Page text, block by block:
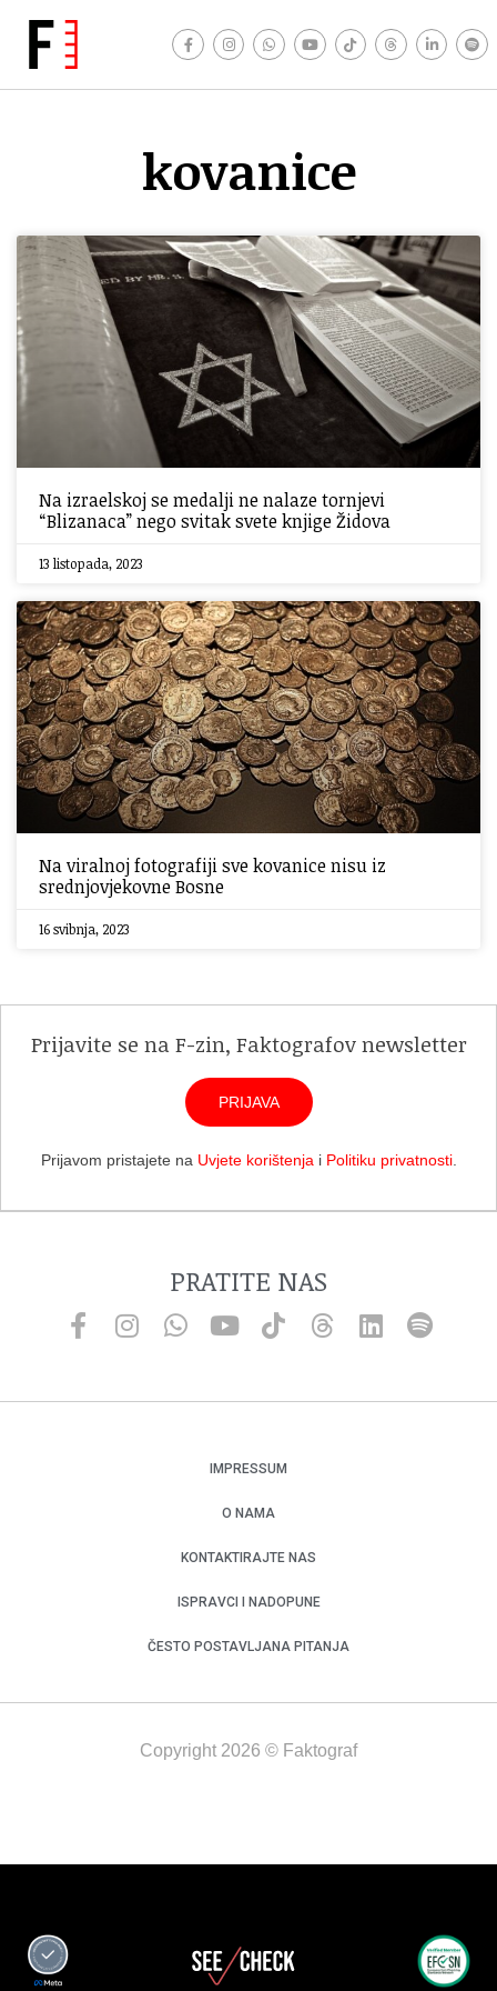
kovanice
Na izraelskoj se medalji ne nalaze tornjevi
“Blizanaca” nego svitak svete knjige Židova
13 listopada, 2023
Na viralnoj fotografiji sve kovanice nisu iz
srednjovjekovne Bosne
16 svibnja, 2023
Prijavite se na F-zin, Faktografov newsletter
PRIJAVA
Prijavom pristajete na Uvjete korištenja i Politiku privatnosti.
PRATITE NAS
IMPRESSUM
O NAMA
KONTAKTIRAJTE NAS
ISPRAVCI I NADOPUNE
ČESTO POSTAVLJANA PITANJA
Copyright 2026 © Faktograf